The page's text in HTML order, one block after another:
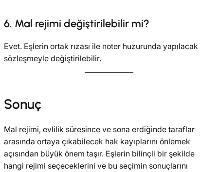
6. Mal rejimi değiştirilebilir mi?
Evet. Eşlerin ortak rızası ile noter huzurunda yapılacak
sözleşmeyle değiştirilebilir.
Sonuç
Mal rejimi, evlilik süresince ve sona erdiğinde taraflar
arasında ortaya çıkabilecek hak kayıplarını önlemek
açısından büyük önem taşır. Eşlerin bilinçli bir şekilde
hangi rejimi seçeceklerini ve bu seçimin sonuçlarını